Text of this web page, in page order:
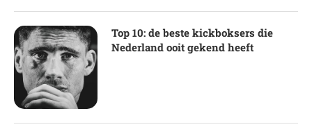
Top 10: de beste kickboksers die
Nederland ooit gekend heeft